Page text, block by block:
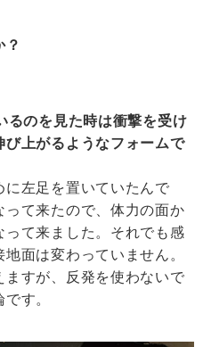
？
るのを見た時は衝撃を受け
び上がるようなフォームで
に左足を置いていたんで
て来たので、体力の面か
って来ました。それでも感
面は変わっていません。
すが、反発を使わないで
す。